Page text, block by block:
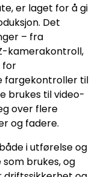
er laget for å gi
Det
– fra
kamerakontroll,
for
fargekontroller til
brukes til video-
over flere
og fadere.
i utførelse og
brukes, og